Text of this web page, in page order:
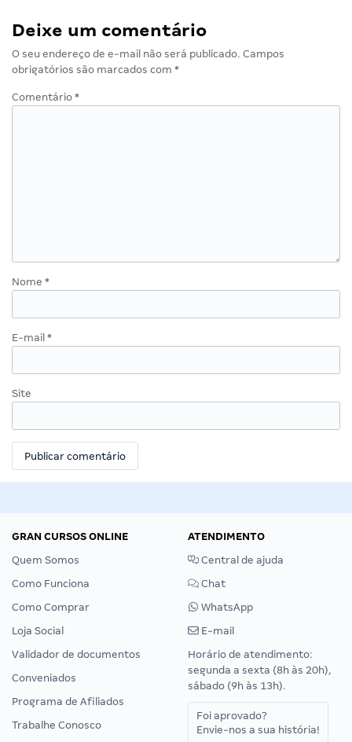
Deixe um comentário
O seu endereço de e-mail não será publicado. Campos
obrigatórios são marcados com *
Comentário *
Nome *
E-mail *
Site
GRAN CURSOS ONLINE
Quem Somos
Como Funciona
Como Comprar
Loja Social
Validador de documentos
Conveniados
Programa de Afiliados
Trabalhe Conosco
ATENDIMENTO
Central de ajuda
Chat
WhatsApp
E-mail
Horário de atendimento:
segunda a sexta (8h às 20h),
sábado (9h às 13h).
Foi aprovado?
Envie-nos a sua história!